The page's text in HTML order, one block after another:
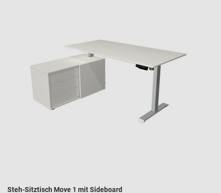
Steh-Sitztisch Move 1 mit Sideboard